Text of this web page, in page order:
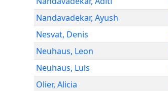
Nandavadekar, Ayush
Nesvat, Denis
Neuhaus, Leon
Neuhaus, Luis
Olier, Alicia